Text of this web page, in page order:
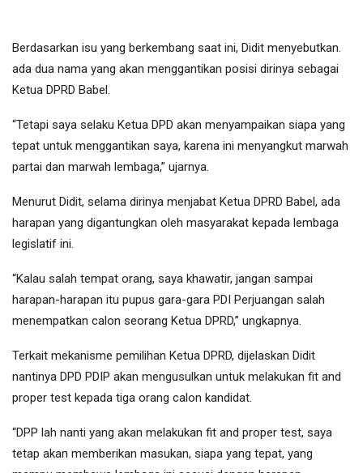
Berdasarkan isu yang berkembang saat ini, Didit menyebutkan.
ada dua nama yang akan menggantikan posisi dirinya sebagai
Ketua DPRD Babel.
“Tetapi saya selaku Ketua DPD akan menyampaikan siapa yang
tepat untuk menggantikan saya, karena ini menyangkut marwah
partai dan marwah lembaga,” ujarnya.
Menurut Didit, selama dirinya menjabat Ketua DPRD Babel, ada
harapan yang digantungkan oleh masyarakat kepada lembaga
legislatif ini.
“Kalau salah tempat orang, saya khawatir, jangan sampai
harapan-harapan itu pupus gara-gara PDI Perjuangan salah
menempatkan calon seorang Ketua DPRD,” ungkapnya.
Terkait mekanisme pemilihan Ketua DPRD, dijelaskan Didit
nantinya DPD PDIP akan mengusulkan untuk melakukan fit and
proper test kepada tiga orang calon kandidat.
“DPP lah nanti yang akan melakukan fit and proper test, saya
tetap akan memberikan masukan, siapa yang tepat, yang